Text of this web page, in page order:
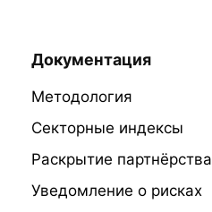
Документация
Методология
Секторные индексы
Раскрытие партнёрства
Уведомление о рисках